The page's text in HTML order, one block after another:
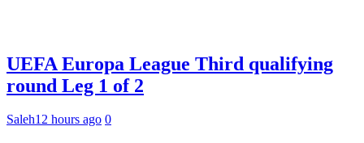
UEFA Europa League Third qualifying
round Leg 1 of 2
Saleh12 hours ago 0